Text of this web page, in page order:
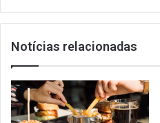
Notícias relacionadas